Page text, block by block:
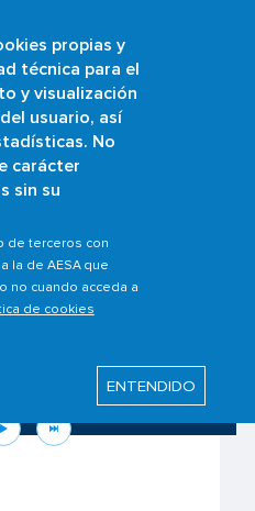
propias y
técnica para el
y visualización
usuario, así
No
carácter
sin su
de terceros con
la de AESA que
no cuando acceda a
de cookies
ENTENDIDO
Pasar
al
contenido
principal
Buscar
como pasajero